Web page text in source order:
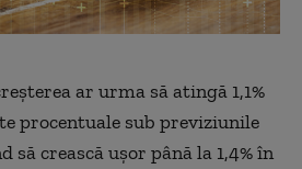
ar urma să atingă 1,1%
procentuale sub previziunile
să crească uşor până la 1,4% în